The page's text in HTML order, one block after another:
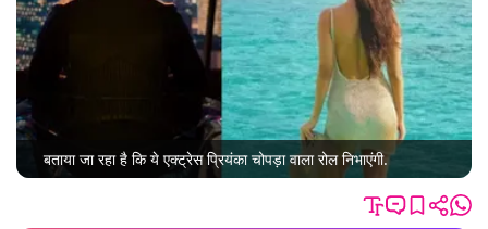
बताया जा रहा है कि ये एक्ट्रेस प्रियंका चोपड़ा वाला रोल निभाएंगी.